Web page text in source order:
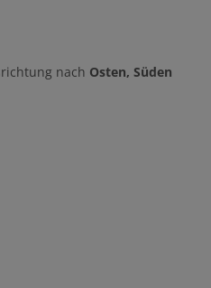
nach Osten, Süden